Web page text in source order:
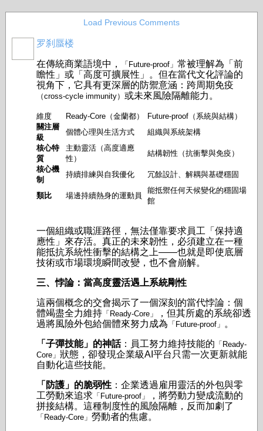
Load Previous Comments
罗刹蜃楼
在傳統商業語境中， 「Future-proof」 常被理解為「前
瞻性」或「高度可擴展性」。但在當代文化評論的
視角下，它具有更深層的防禦意涵：跨周期免疫
（cross-cycle immunity） 或未來風險隔離能力。
維度 Ready-Core（金蘭都）
Future-proof（系統與結構）
關注層
級
個體心理與生活方式
組織與系統架構
核心特
質
主動靈活（高度適應
性）
結構韌性（抗衝擊與免疫）
核心機
制
持續排練與自我優化 冗餘設計、解耦與基礎穩固
類比 場邊持續熱身的運動員
能抵禦任何天候變化的穩固場
館
一個組織或職涯路徑，無法僅靠要求員工「保持適
應性」來存活。真正的未來韌性，必須建立在一種
能抵抗系統性衝擊的結構之上——也就是即使底層
技術或市場環境瞬間改變，也不會崩解。
三、悖論：當高度靈活遇上系統剛性
這兩個概念的交會揭示了一個深刻的當代悖論：個
體竭盡全力維持 「Ready-Core」
，但其所處的系統卻透
過將風險外包給個體來努力成為 「Future-proof」 。
「子彈技能」的神話：員工努力維持技能的 「Ready-
Core」 狀態，卻發現企業級AI平台只需一次更新就能
自動化這些技能。
「防護」的脆弱性 ：企業透過雇用靈活的外包與零
工勞動來追求 「Future-proof」
，將勞動力變成流動的
拼接結構。這種制度性的風險隔離，反而加劇了
「Ready-Core」 勞動者的焦慮。